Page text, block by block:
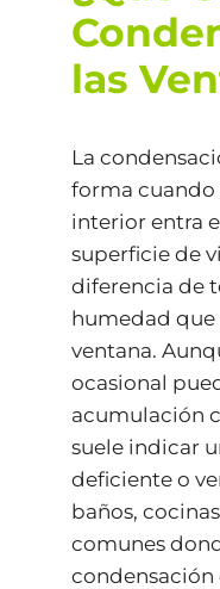
las
La
forma cuando
interior entra
superficie de
diferencia de
humedad que
ventana.
ocasional
acumulación
suele indicar
deficiente o
baños,
comunes